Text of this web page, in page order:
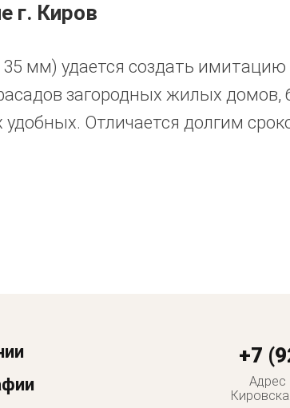
г. Киров
мм) удается создать имитацию
загородных жилых домов,
Отличается долгим
+7
Адрес